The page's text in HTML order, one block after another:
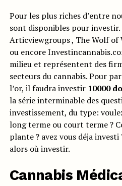
Pour les plus riches d’entre
sont disponibles pour investir.
Articviewgroups , The Wolf of
ou encore
milieu et représentent des
secteurs du cannabis. Pour
l’or, il faudra investir 10000
la série interminable des
investissement, du type:
long terme ou court terme ?
plante ? avez vous déja
alors où investir.
Cannabis